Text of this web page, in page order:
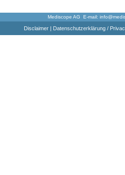
Mediscope AG E-mail:
Disclaimer| Datenschutzerklärung /